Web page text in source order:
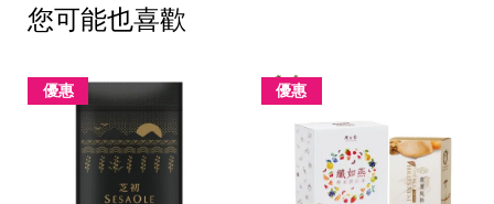
您可能也喜歡
優惠 優惠